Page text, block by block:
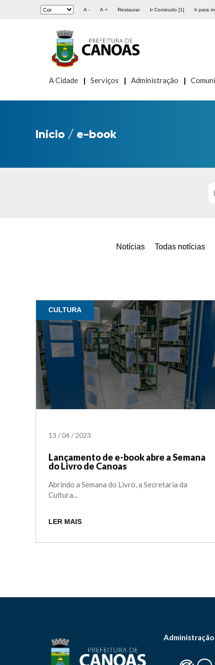
A - A + Restaurar Ir Conteudo [1] Ir para
A Cidade Serviços Administração
Início / e-book
Notícias Todas notícias
CULTURA
13 /04/2023
Lançamento de e-book abre a Semana
do Livro de Canoas
Abrindo a Semana do Livro, a Secretaria da
Cultura...
LER MAIS